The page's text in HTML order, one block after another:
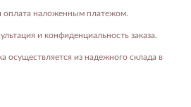
оплата наложенным платежом.
и конфиденциальность заказа.
осуществляется из надежного склада в